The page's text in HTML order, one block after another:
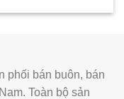
phối bán buôn, bán
Toàn bộ sản